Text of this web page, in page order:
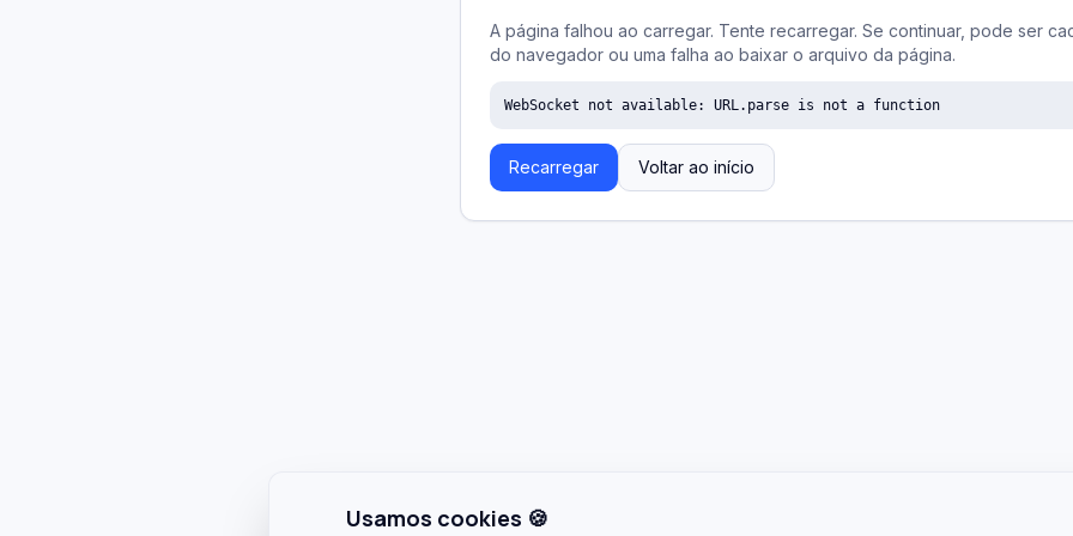
A página falhou ao carregar. Tente recarregar. Se continuar, pode ser
do navegador ou uma falha ao baixar o arquivo da página.
WebSocket not available: URL.parse is not a function
Recarregar Voltar ao início
Usamos cookies 🍪